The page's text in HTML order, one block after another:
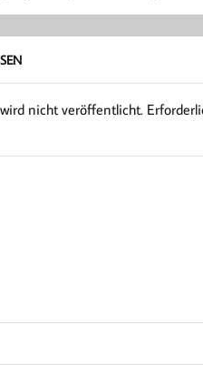
nicht veröffentlicht.